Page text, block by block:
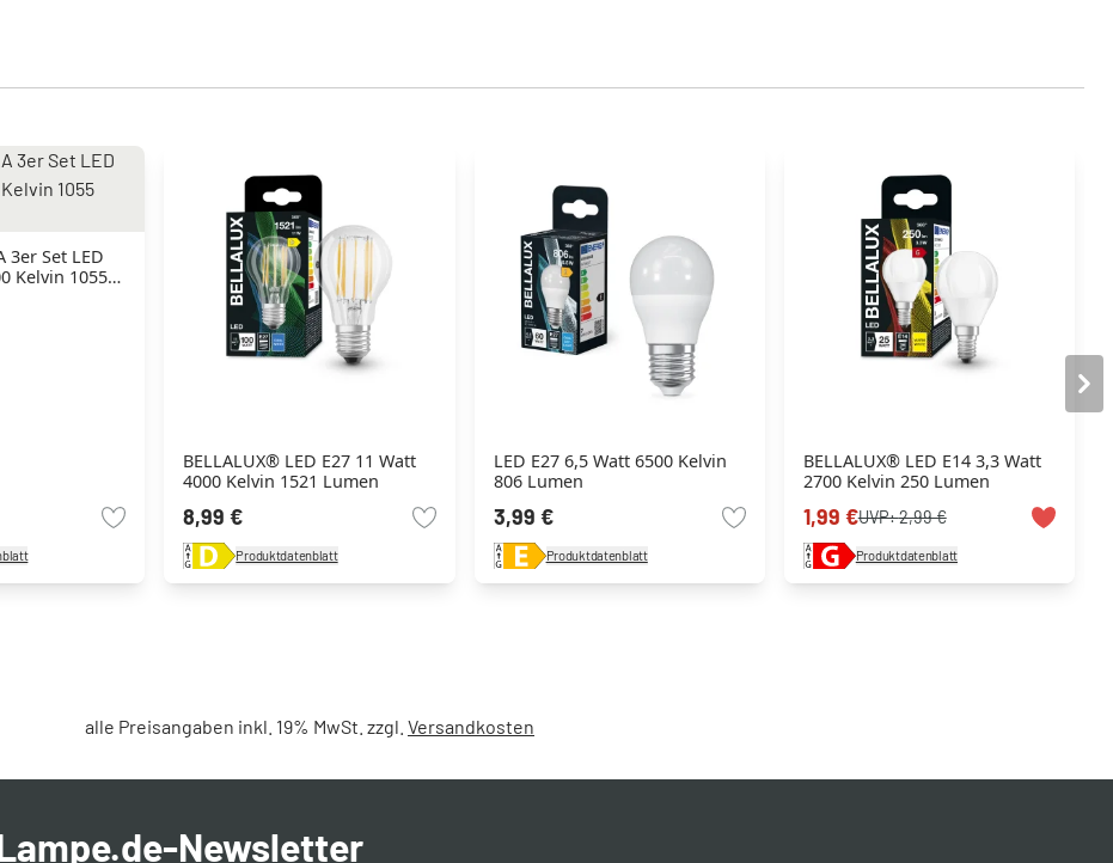
3er Set LED
Kelvin 1055
BELLALUX® LED E27 11 Watt
4000 Kelvin 1521 Lumen
8,99 €
Produktdatenblatt
LED E27 6,5 Watt 6500 Kelvin
806 Lumen
3,99 €
Produktdatenblatt
BELLALUX® LED E14 3,3 Watt
2700 Kelvin 250 Lumen
1,99 €UVP:2,99 €
Produktdatenblatt
alle Preisangaben inkl. 19% MwSt. zzgl. Versandkosten
Newsletter